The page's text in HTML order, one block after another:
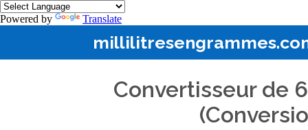
Powered by Translate
Convertisseur de